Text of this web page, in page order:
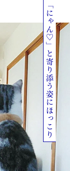
「にゃん♡」と寄り添う姿にほっこり